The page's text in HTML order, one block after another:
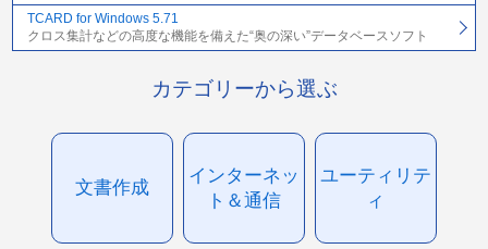
TCARD for Windows 5.71
クロス集計などの高度な機能を備えた“奥の深い”データベースソフト
カテゴリーから選ぶ
文書作成
インターネッ
ト＆通信
ユーティリテ
ィ